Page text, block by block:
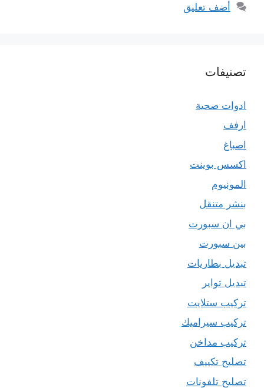
أضف تعليق
تصنيفات
ادوات صحية
ارفف
اصباغ
اكسس بوينت
المونيوم
بنشر متنقل
بي ان سبورت
بين سبورت
تبديل بطاريات
تبديل تواير
تركيب ستلايت
تركيب سيراميك
تركيب مداخن
تصليح تكييف
تصليح تلفونات